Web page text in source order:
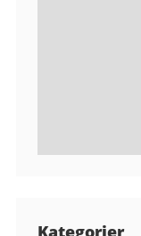
Kategorier